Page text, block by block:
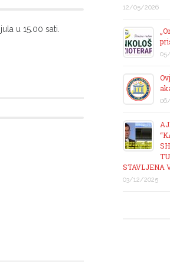
u 15.00 sati.
12/05/2026
STAVLJENA
03/12/2025